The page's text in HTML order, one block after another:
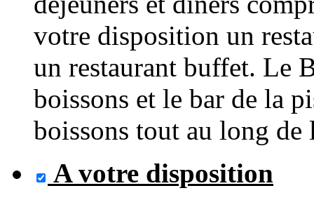
votre disposition un
un restaurant buffet. Le
boissons et le bar de la
boissons tout au long de
A votre disposition